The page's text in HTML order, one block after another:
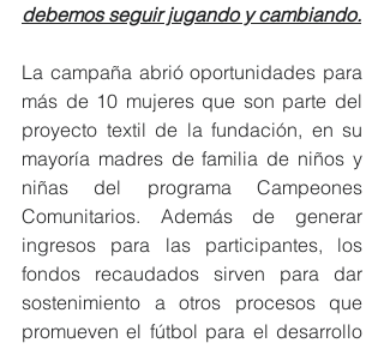
debemos seguir jugando y cambiando.
La campaña abrió oportunidades para
más de 10 mujeres que son parte del
proyecto textil de la fundación, en su
mayoría madres de familia de niños y
niñas del programa Campeones
Comunitarios. Además de generar
ingresos para las participantes, los
fondos recaudados sirven para dar
sostenimiento a otros procesos que
promueven el fútbol para el desarrollo